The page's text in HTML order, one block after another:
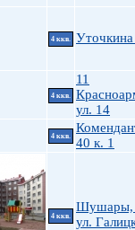
4 ккв.
4 ккв.
11
ул. 14
4 ккв.
40 к. 1
4 ккв.
Шушары,
ул.